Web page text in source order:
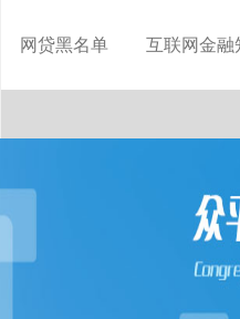
网贷黑名单 互联网金融